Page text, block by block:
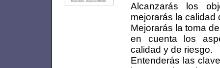
Alcanzarás los
mejorarás la calidad
Mejorarás la toma
en cuenta los
calidad y de riesgo.
Entenderás las